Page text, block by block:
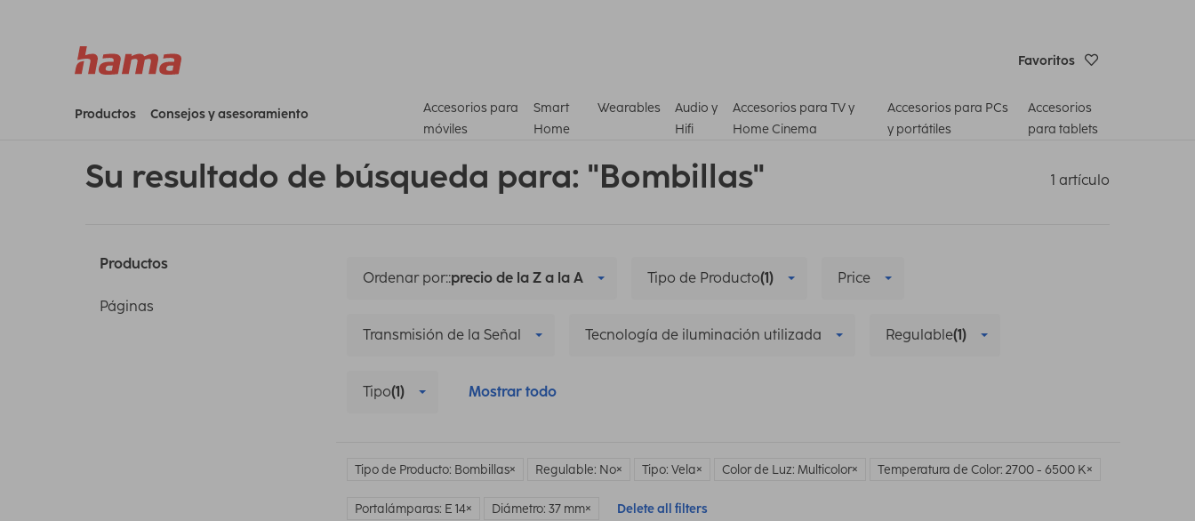
Favoritos
Productos Consejos y asesoramiento
Accesorios para
móviles
Smart
Home
Wearables
Audio y
Hifi
Accesorios para TV y
Home Cinema
Accesorios para PCs
y portátiles
Accesorios
para tablets
Su resultado de búsqueda para: "Bombillas" 1 artículo
Productos
Páginas
Ordenar por::precio de la Z a la A Tipo de Producto(1) Price
Transmisión de la Señal Tecnología de iluminación utilizada Regulable(1)
Tipo(1) Mostrar todo
Tipo de Producto: Bombillas Regulable: No Tipo: Vela Color de Luz: Multicolor Temperatura de Color: 2700 - 6500 K
Portalámparas: E 14 Diámetro: 37 mm Delete all filters